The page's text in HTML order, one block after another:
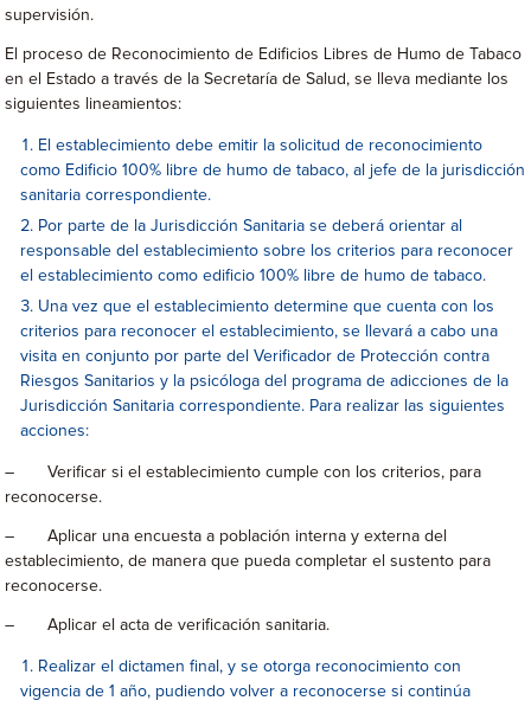
supervisión.
El proceso de Reconocimiento de Edificios Libres de Humo de Tabaco
en el Estado a través de la Secretaría de Salud, se lleva mediante los
siguientes lineamientos:
El establecimiento debe emitir la solicitud de reconocimiento
como Edificio 100% libre de humo de tabaco, al jefe de la jurisdicción
sanitaria correspondiente.
Por parte de la Jurisdicción Sanitaria se deberá orientar al
responsable del establecimiento sobre los criterios para reconocer
el establecimiento como edificio 100% libre de humo de tabaco.
Una vez que el establecimiento determine que cuenta con los
criterios para reconocer el establecimiento, se llevará a cabo una
visita en conjunto por parte del Verificador de Protección contra
Riesgos Sanitarios y la psicóloga del programa de adicciones de la
Jurisdicción Sanitaria correspondiente. Para realizar las siguientes
acciones:
– Verificar si el establecimiento cumple con los criterios, para
reconocerse.
– Aplicar una encuesta a población interna y externa del
establecimiento, de manera que pueda completar el sustento para
reconocerse.
– Aplicar el acta de verificación sanitaria.
Realizar el dictamen final, y se otorga reconocimiento con
vigencia de 1 año, pudiendo volver a reconocerse si continúa